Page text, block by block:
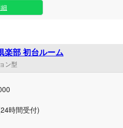
る洗練さ
間で、五感を満たす贅沢なひとと
解きほぐします。 新宿からも
ヶ谷エリアで、他では味わえない
福のトリートメントを心ゆくまでご
楽部 初台ルーム
ン型
時間受付)